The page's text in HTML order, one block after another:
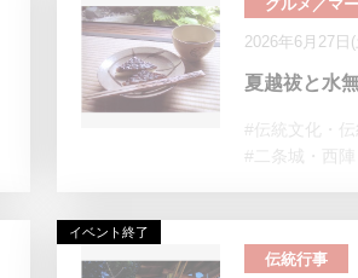
グルメ／マ
2026年6月27日(
夏越祓と水
#伝統文化・伝
#二条城・西陣
イベント終了
伝統行事